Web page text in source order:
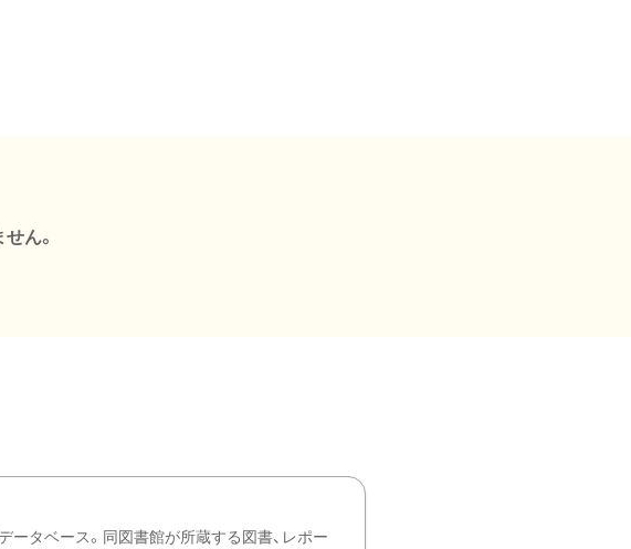
ん。
タベース。同図書館が所蔵する図書、レポー